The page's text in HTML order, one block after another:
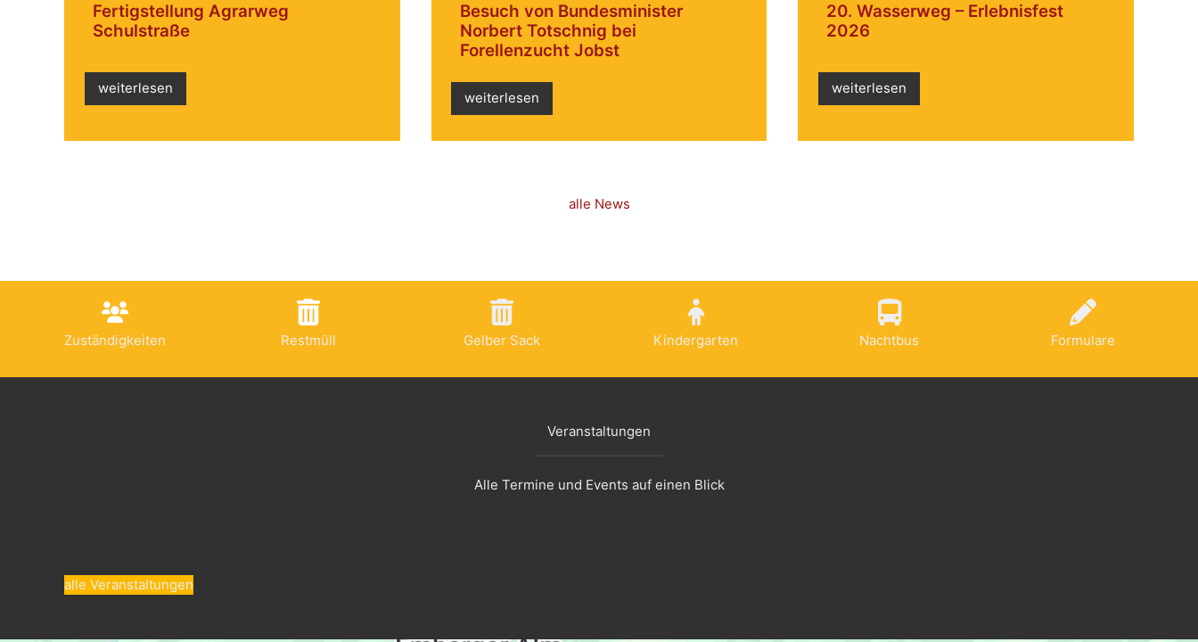
Fertigstellung Agrarweg
Schulstraße
weiterlesen
Besuch von Bundesminister
Norbert Totschnig bei
Forellenzucht Jobst
weiterlesen
20. Wasserweg – Erlebnisfest
2026
weiterlesen
alle News
Zuständigkeiten Restmüll Gelber Sack Kindergarten Nachtbus Formulare
Veranstaltungen
Alle Termine und Events auf einen Blick
alle Veranstaltungen